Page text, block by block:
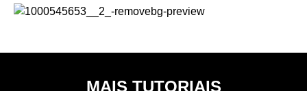
MAIS TUTORIAIS